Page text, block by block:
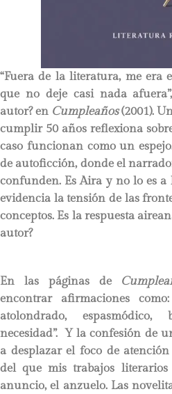
“Fuera de la literatura, me
que no deje casi nada
autor? en Cumpleaños(2001).
cumplir 50 años reflexiona
caso funcionan como un
de autoficción, donde el
confunden. Es Aira y no lo es a
evidencia la tensión de las
conceptos. Es la respuesta
autor?
En las páginas de
encontrar afirmaciones
atolondrado,
necesidad”. Y la confesión de
a desplazar el foco de
del que mis trabajos
anuncio, el anzuelo. Las